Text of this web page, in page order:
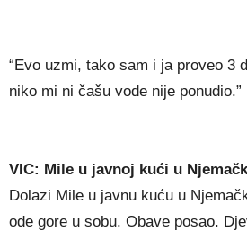
“Evo uzmi, tako sam i ja proveo 3
niko mi ni čašu vode nije ponudio.”
VIC: Mile u javnoj kući u
Dolazi Mile u javnu kuću u
ode gore u sobu. Obave posao.